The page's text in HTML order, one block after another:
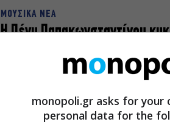
ΜΟΥΣΙΚΑ ΝΕΑ
Η Πένυ Παπακωνσταντίνου
Η Πένυ Παπακωνσταντίνου παρουσιάζει
δισκογραφική της δουλειά με τίτλο "Ο
27.02.2013monopoli.gr asks for your
personal data for the